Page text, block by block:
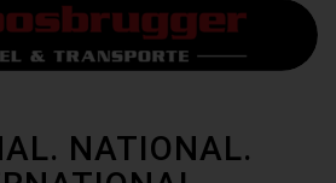
NATIONAL.